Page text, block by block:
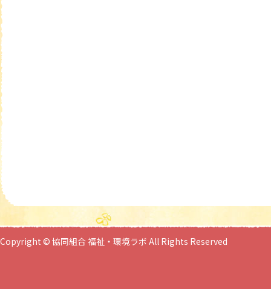
Copyright © 協同組合 福祉・環境ラボ All Rights Reserved